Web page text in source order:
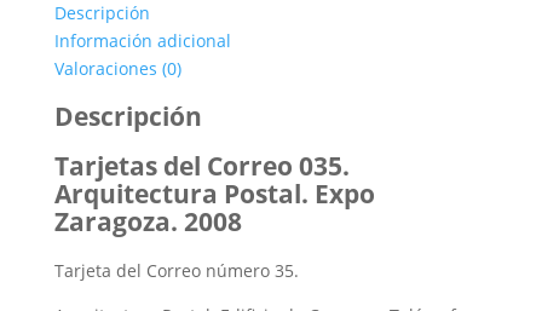
Expo
Zaragoza.
2008
cantidad
Descripción
Información adicional
Valoraciones (0)
Descripción
Tarjetas del Correo 035.
Arquitectura Postal. Expo
Zaragoza. 2008
Tarjeta del Correo número 35.